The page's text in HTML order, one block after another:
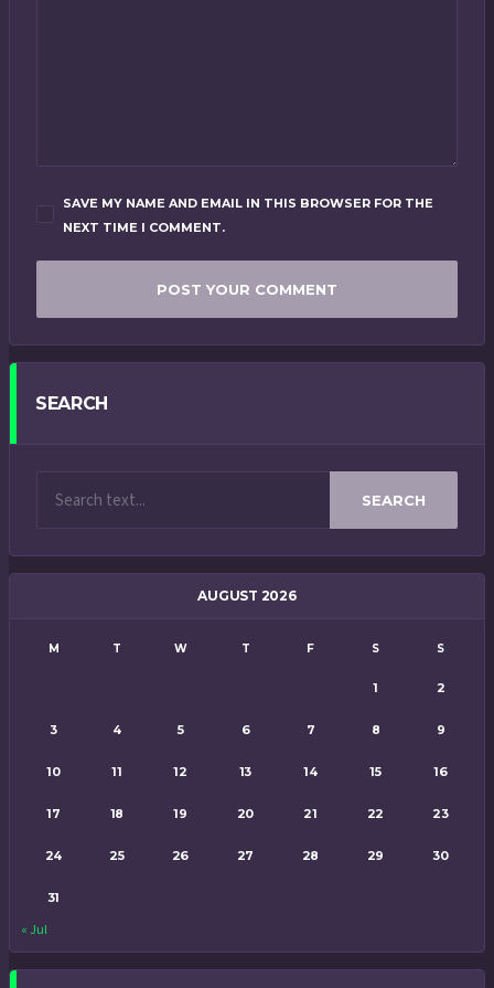
SAVE MY NAME AND EMAIL IN THIS BROWSER FOR THE
NEXT TIME I COMMENT.
SEARCH
SEARCH
AUGUST 2026
M T W T F S S
1 2
3 4 5 6 7 8 9
10 11 12 13 14 15 16
17 18 19 20 21 22 23
24 25 26 27 28 29 30
31
« Jul